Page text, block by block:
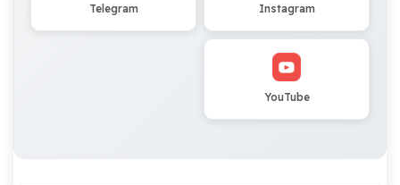
Instagram
Telegram
YouTube